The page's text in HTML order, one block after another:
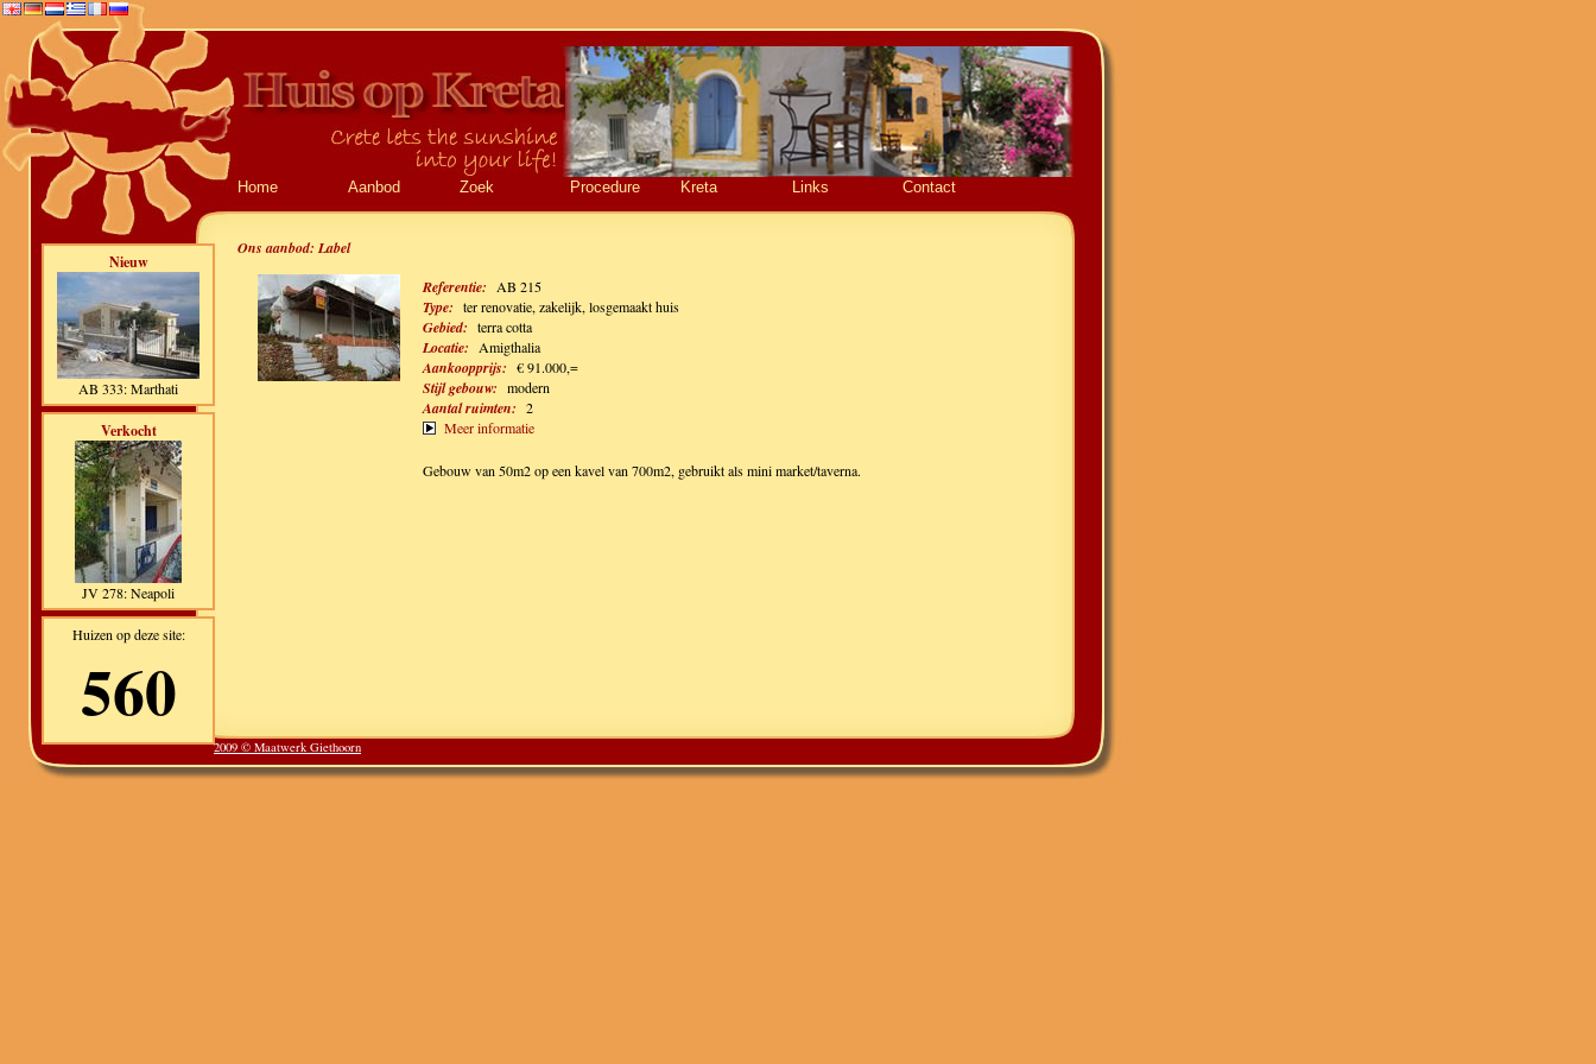
Home Aanbod Zoek Procedure Kreta Links Contact
Nieuw
AB 333: Marthati
Verkocht
JV 278: Neapoli
Huizen op deze site:
560
Ons aanbod: Label
Referentie:
AB 215
Type: ter renovatie, zakelijk, losgemaakt huis
Gebied: terra cotta
Locatie: Amigthalia
Aankoopprijs: € 91.000,=
Stijl gebouw: modern
Aantal ruimten: 2
Meer informatie
Gebouw van 50m2 op een kavel van 700m2, gebruikt als mini market/taverna.
2009 © Maatwerk Giethoorn